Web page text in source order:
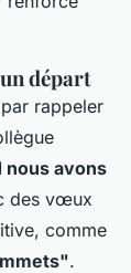
départ
rappeler
nous avons
des vœux
comme
.